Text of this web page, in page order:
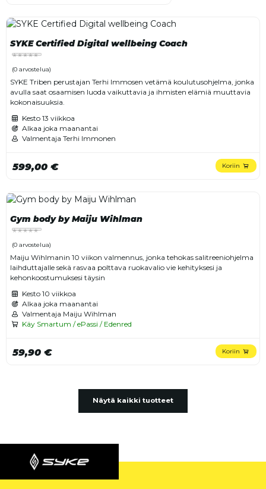
SYKE Certified Digital wellbeing Coach
(0 arvostelua)
SYKE Triben perustajan Terhi Immosen vetämä koulutusohjelma, jonka
avulla saat osaamisen luoda vaikuttavia ja ihmisten elämiä muuttavia
kokonaisuuksia.
Kesto 13 viikkoa
Alkaa joka maanantai
Valmentaja Terhi Immonen
599,00 € Koriin
Gym body by Maiju Wihlman
(0 arvostelua)
Maiju Wihlmanin 10 viikon valmennus, jonka tehokas salitreeniohjelma
laihduttajalle sekä rasvaa polttava ruokavalio vie kehityksesi ja
kehonkoostumuksesi täysin
Kesto 10 viikkoa
Alkaa joka maanantai
Valmentaja Maiju Wihlman
Käy Smartum / ePassi / Edenred
59,90 € Koriin
Näytä kaikki tuotteet